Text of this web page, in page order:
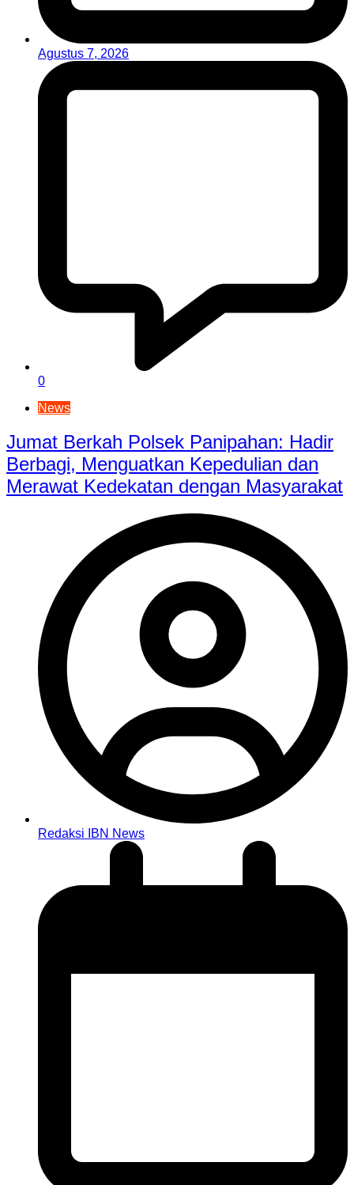
Agustus 7, 2026
0
News
Jumat Berkah Polsek Panipahan: Hadir
Berbagi, Menguatkan Kepedulian dan
Merawat Kedekatan dengan Masyarakat
Redaksi IBN News